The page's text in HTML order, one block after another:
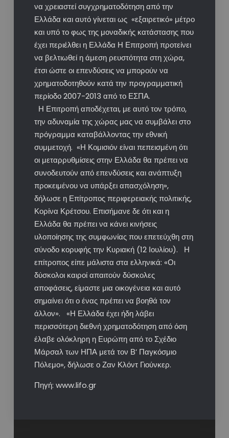
να χρειαστεί συγχρηματοδότηση από την
Ελλάδα και αυτό γίνεται ως «εξαιρετικό» μέτρο
και υπό το φως της μοναδικής κατάστασης που
έχει περιέλθει η Ελλάδα Η Επιτροπή προτείνει
να βελτιωθεί η άμεση ρευστότητα στη χώρα,
έτσι ώστε οι επενδύσεις να μπορούν να
χρηματοδοτηθούν κατά την προγραμματική
περίοδο 2007-2013 από το ΕΣΠΑ.
Η Επιτροπή αποδέχεται, με αυτό τον τρόπο,
την αδυναμία της χώρας μας να συμβάλει στο
πρόγραμμα καταβάλλοντας την εθνική
συμμετοχή. «Η Κομισιόν είναι πεπεισμένη ότι
οι μεταρρυθμίσεις στην Ελλάδα θα πρέπει να
συνοδευτούν από επενδύσεις και ανάπτυξη
προκειμένου να υπάρξει απασχόληση»,
δήλωσε η Επίτροπος περιφερειακής πολιτικής,
Κορίνα Κρέτσου. Επισήμανε δε ότι και η
Ελλάδα θα πρέπει να κάνει κινήσεις
υλοποίησης της συμφωνίας που επετεύχθη στη
σύνοδο κορυφής την Κυριακή (12 Ιουλίου). Η
επίτροπος είπε μάλιστα στα ελληνικά: «Οι
δύσκολοι καιροί απαιτούν δύσκολες
αποφάσεις, είμαστε μια οικογένεια και αυτό
σημαίνει ότι ο ένας πρέπει να βοηθά τον
άλλον». «Η Ελλάδα έχει ήδη λάβει
περισσότερη διεθνή χρηματοδότηση από όση
έλαβε ολόκληρη η Ευρώπη από το Σχέδιο
Μάρσαλ των ΗΠΑ μετά τον Β’ Παγκόσμιο
Πόλεμο», δήλωσε ο Ζαν Κλόντ Γιούνκερ.
Πηγή: www.lifo.gr